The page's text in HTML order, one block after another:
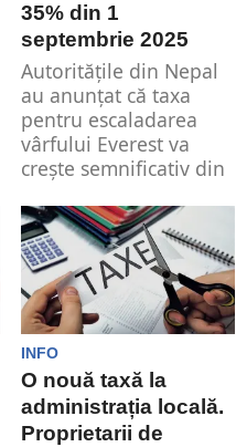
35% din 1
septembrie 2025
Autoritățile din Nepal
au anunțat că taxa
pentru escaladarea
vârfului Everest va
crește semnificativ din
INFO
O nouă taxă la
administrația locală.
Proprietarii de